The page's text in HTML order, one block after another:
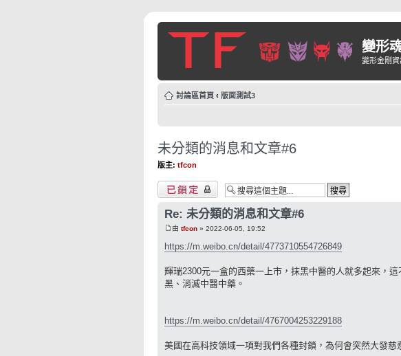
變形
變形金剛資
討論區首頁 ‹ 版面測試3
未分類的消息和文章#6
版主: tfcon
主題已鎖定
Re: 未分類的消息和文章#6
由 tfcon» 2022-06-05, 19:52
https://m.weibo.cn/detail/4773710554726849
輝瑞2300元一盒的西藥一上市，抹黑中醫的人就多起來，
黑、消滅中醫中藥。
https://m.weibo.cn/detail/4767004253229188
美國在高科技領域一項對我們各種封鎖，為何會突然大發慈